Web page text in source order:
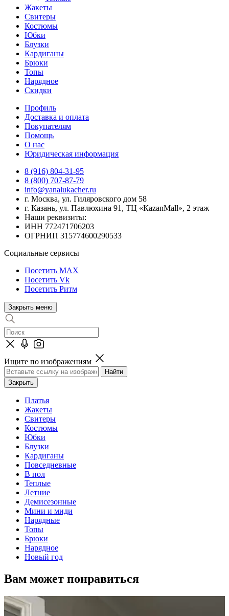
Жакеты
Свитеры
Костюмы
Юбки
Блузки
Кардиганы
Брюки
Топы
Нарядное
Скидки
Профиль
Доставка и оплата
Покупателям
Помощь
О нас
Юридическая информация
8 (916) 804-31-95
8 (800) 707-87-79
info@yanalukacher.ru
г. Москва, ул. Гиляровского дом 58
г. Казань, ул. Павлюхина 91, ТЦ «КazanMall», 2 этаж
Наши реквизиты:
ИНН 772471706203
ОГРНИП 315774600290533
Социальные сервисы
Посетить MAX
Посетить Vk
Посетить Ритм
Закрыть меню
Ищите по изображениям
Закрыть
Платья
Жакеты
Свитеры
Костюмы
Юбки
Блузки
Кардиганы
Повседневные
В пол
Теплые
Летние
Демисезонные
Мини и миди
Нарядные
Топы
Брюки
Нарядное
Новый год
Вам может понравиться